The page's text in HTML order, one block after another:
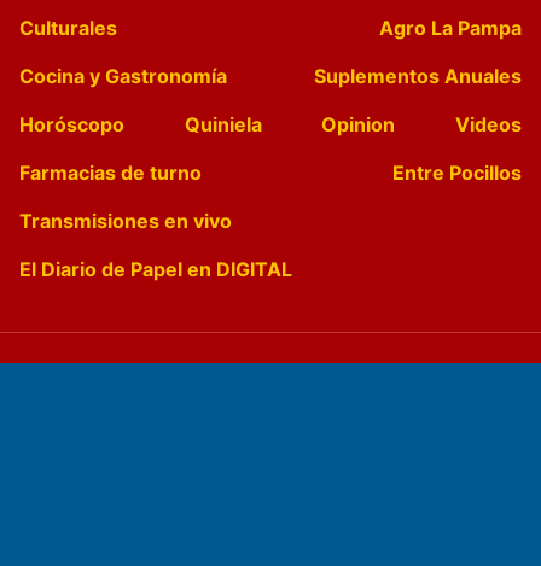
Culturales
Agro La Pampa
Cocina y Gastronomía
Suplementos Anuales
Horóscopo
Quiniela Opinion
Videos
Farmacias de turno
Entre Pocillos
Transmisiones en vivo
El Diario de Papel en DIGITAL